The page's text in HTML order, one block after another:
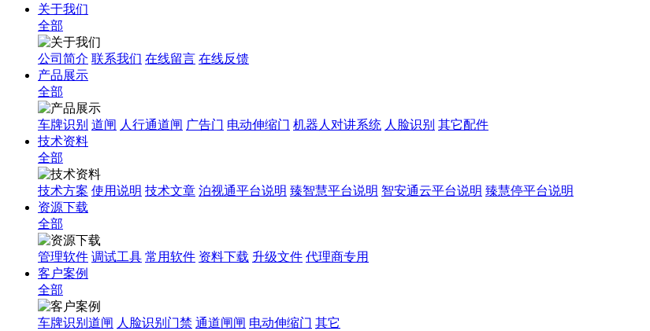
关于我们
全部
公司简介 联系我们 在线留言 在线反馈
产品展示
全部
车牌识别 道闸 人行通道闸 广告门 电动伸缩门 机器人对讲系统 人脸识别 其它配件
技术资料
全部
技术方案 使用说明 技术文章 泊视通平台说明 臻智慧平台说明 智安通云平台说明 臻慧停平台说明
资源下载
全部
管理软件 调试工具 常用软件 资料下载 升级文件 代理商专用
客户案例
全部
车牌识别道闸 人脸识别门禁 通道闸闸 电动伸缩门 其它